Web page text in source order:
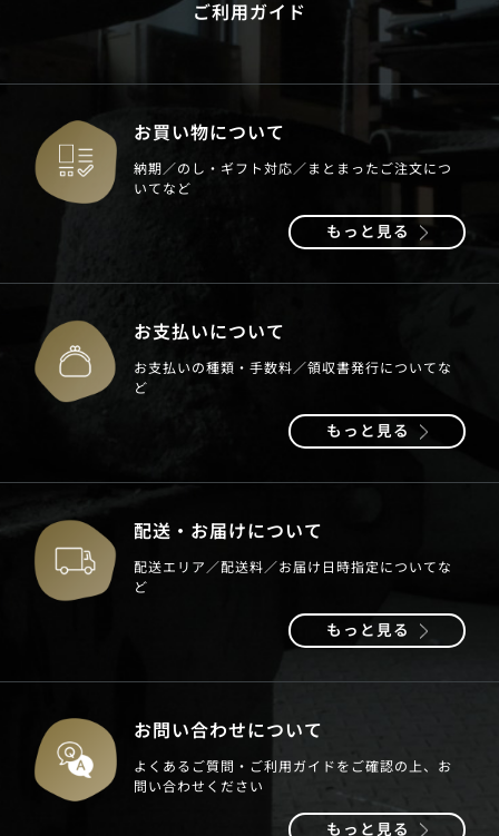
ご利用ガイド
お買い物について
納期／のし・ギフト対応／まとまったご注文につ
いてなど
もっと見る
お支払いについて
お支払いの種類・手数料／領収書発行についてな
ど
もっと見る
配送・お届けについて
配送エリア／配送料／お届け日時指定についてな
ど
もっと見る
お問い合わせについて
よくあるご質問・ご利用ガイドをご確認の上、お
問い合わせください
もっと見る